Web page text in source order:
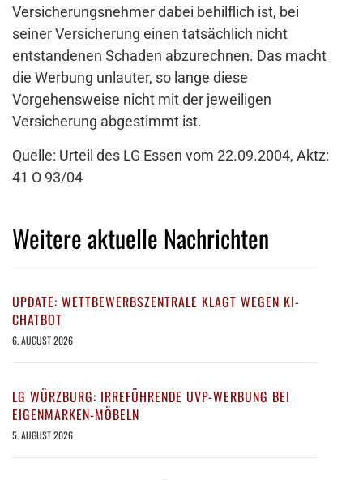
Versicherungsnehmer dabei behilflich ist, bei
seiner Versicherung einen tatsächlich nicht
entstandenen Schaden abzurechnen. Das macht
die Werbung unlauter, so lange diese
Vorgehensweise nicht mit der jeweiligen
Versicherung abgestimmt ist.
Quelle: Urteil des LG Essen vom 22.09.2004, Aktz:
41 O 93/04
Weitere aktuelle Nachrichten
UPDATE: WETTBEWERBSZENTRALE KLAGT WEGEN KI-
CHATBOT
6. AUGUST 2026
LG WÜRZBURG: IRREFÜHRENDE UVP-WERBUNG BEI
EIGENMARKEN-MÖBELN
5. AUGUST 2026